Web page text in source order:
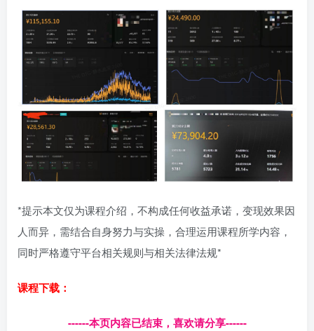
*提示本文仅为课程介绍，不构成任何收益承诺，变现效果因
人而异，需结合自身努力与实操，合理运用课程所学内容，
同时严格遵守平台相关规则与相关法律法规*
课程下载：
------本页内容已结束，喜欢请分享------